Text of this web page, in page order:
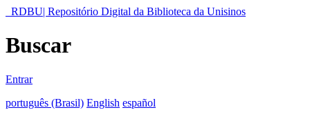
RDBU| Repositório Digital da Biblioteca da Unisinos
Buscar
Entrar
português (Brasil) English español